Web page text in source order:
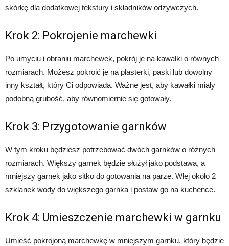
skórkę dla dodatkowej tekstury i składników odżywczych.
Krok 2: Pokrojenie marchewki
Po umyciu i obraniu marchewek, pokrój je na kawałki o równych
rozmiarach. Możesz pokroić je na plasterki, paski lub dowolny
inny kształt, który Ci odpowiada. Ważne jest, aby kawałki miały
podobną grubość, aby równomiernie się gotowały.
Krok 3: Przygotowanie garnków
W tym kroku będziesz potrzebować dwóch garnków o różnych
rozmiarach. Większy garnek będzie służył jako podstawa, a
mniejszy garnek jako sitko do gotowania na parze. Wlej około 2
szklanek wody do większego garnka i postaw go na kuchence.
Krok 4: Umieszczenie marchewki w garnku
Umieść pokrojoną marchewkę w mniejszym garnku, który będzie